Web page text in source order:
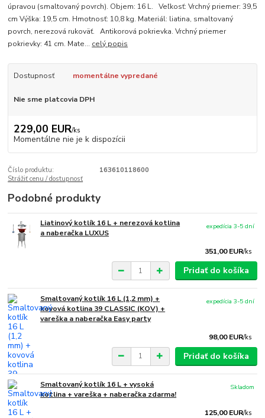
úpravou (smaltovaný povrch). Objem: 16 L. Veľkosť: Vrchný priemer: 39,5
cm Výška: 19,5 cm. Hmotnosť: 10,8 kg. Materiál: liatina, smaltovaný
povrch, nerezová rukoväť. Antikorová pokrievka. Vrchný priemer
pokrievky: 41 cm. Mate... celý popis
Dostupnosť momentálne vypredané
Nie sme platcovia DPH
229,00 EUR/ks
Momentálne nie je k dispozícii
Číslo produktu:
163610118600
Strážiť cenu / dostupnosť
Podobné produkty
Liatinový kotlík 16 L + nerezová kotlina
a naberačka LUXUS
351,00 EUR/ks
expedícia 3-5 dní
Pridať do košíka
Smaltovaný kotlík 16 L (1,2 mm) +
kovová kotlina 39 CLASSIC (KOV) +
vareška a naberačka Easy party
98,00 EUR/ks
expedícia 3-5 dní
Pridať do košíka
Smaltovaný kotlík 16 L + vysoká
kotlina + vareška + naberačka zdarma!
125,00 EUR/ks
Skladom